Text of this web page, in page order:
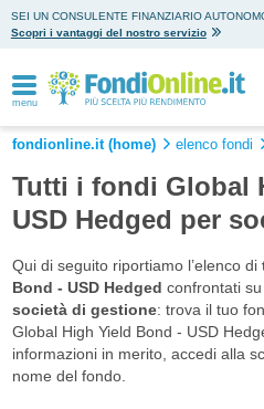
SEI UN CONSULENTE FINANZIARIO
Scopri i vantaggi del nostro servizio
menu
fondionline.it (home) elenco fondi
Tutti i fondi Global
USD Hedged per
Qui di seguito riportiamo l’elenco di
Bond - USD Hedged confrontati
società di gestione: trova il tuo
Global High Yield Bond - USD
informazioni in merito, accedi alla
nome del fondo.